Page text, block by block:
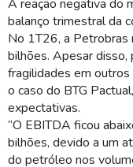
A reação negativa do
balanço trimestral da
No 1T26, a
bilhões. Apesar
fragilidades em
o caso do BTG
expectativas.
“O EBITDA ficou
bilhões, devido a um
do petróleo nos